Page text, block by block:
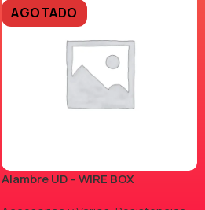
AGOTADO
Alambre UD – WIRE BOX